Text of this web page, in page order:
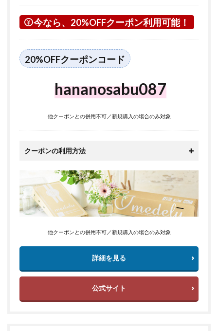
今なら、20%OFFクーポン利用可能！
20%OFFクーポンコード
hananosabu087
他クーポンとの併用不可／新規購入の場合のみ対象
クーポンの利用方法
他クーポンとの併用不可／新規購入の場合のみ対象
詳細を見る
公式サイト